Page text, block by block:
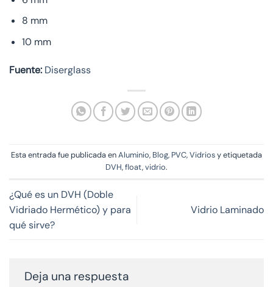
8 mm
10 mm
Fuente: Diserglass
Esta entrada fue publicada enAluminio, Blog, PVC,Vidriosy etiquetada
DVH,float,vidrio.
¿Qué es un DVH (Doble
Vidriado Hermético) y para
qué sirve?
Vidrio Laminado
Deja una respuesta